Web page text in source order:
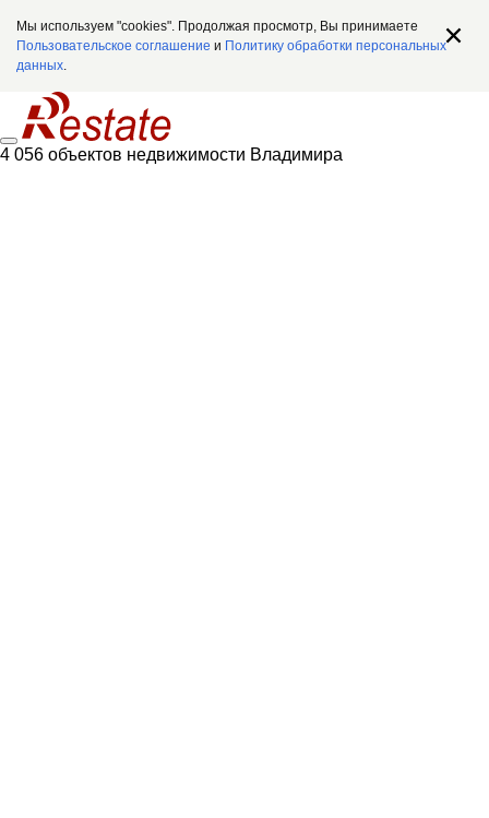
Мы используем "cookies". Продолжая просмотр, Вы принимаете
Пользовательское соглашение и Политику обработки персональных
данных.
4 056 объектов недвижимости Владимира